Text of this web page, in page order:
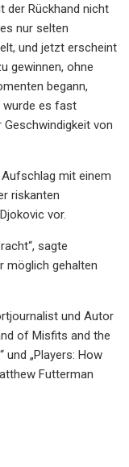
der Rückhand nicht
nur selten
und jetzt erscheint
gewinnen, ohne
begann,
wurde es fast
von
mit einem
riskanten
vor.
sagte
möglich gehalten
und Autor
of Misfits and the
und „Players: How
Futterman